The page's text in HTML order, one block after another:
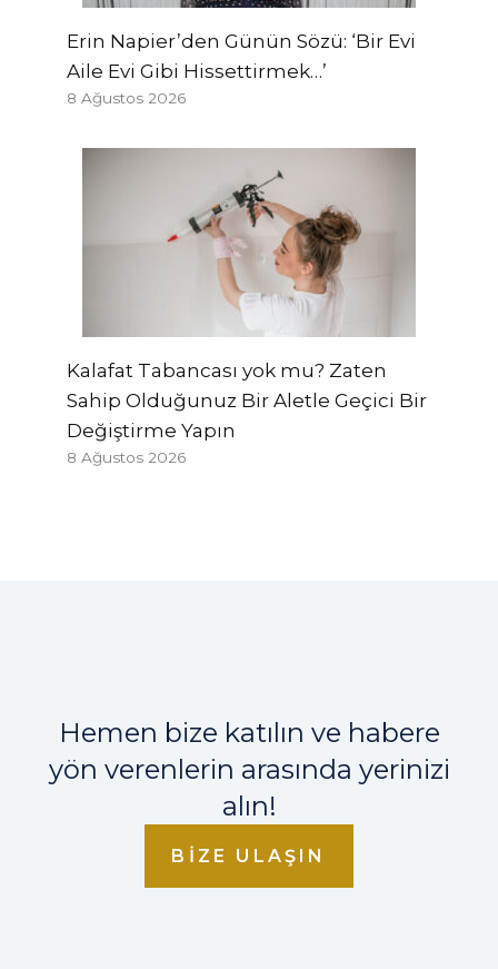
Erin Napier’den Günün Sözü: ‘Bir Evi
Aile Evi Gibi Hissettirmek…’
8 Ağustos 2026
Kalafat Tabancası yok mu? Zaten
Sahip Olduğunuz Bir Aletle Geçici Bir
Değiştirme Yapın
8 Ağustos 2026
Hemen bize katılın ve habere
yön verenlerin arasında yerinizi
alın!
BIZE ULAŞIN